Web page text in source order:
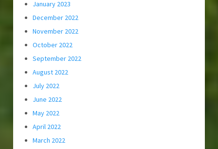
January 2023
December 2022
November 2022
October 2022
September 2022
August 2022
July 2022
June 2022
May 2022
April 2022
March 2022